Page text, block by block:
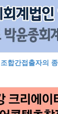
합간접출자의